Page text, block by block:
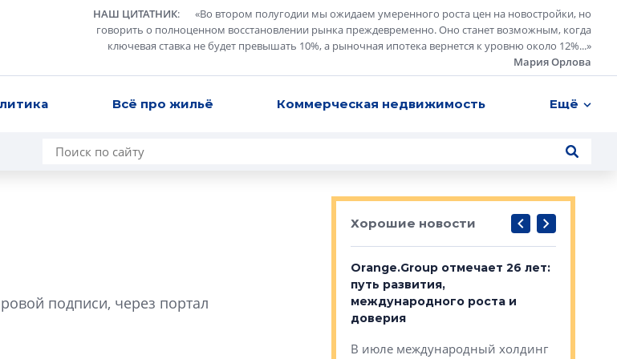
НАШ ЦИТАТНИК: «Во втором полугодии мы ожидаем умеренного роста цен на новостройки, но
говорить о полноценном восстановлении рынка преждевременно. Оно станет возможным, когда
ключевая ставка не будет превышать 10%, а рыночная ипотека вернется к уровню около 12%...»
Мария Орлова
Всё про жильё Коммерческая недвижимость Ещё
подписи, через портал
Хорошие новости
Гала-концертом завершился
Orange.Group отмечает 26 лет:
путь развития,
международного роста и
доверия
В июле международный холдинг